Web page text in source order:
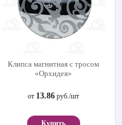
Клипса магнитная с тросом
«Орхидея»
от 13.86 руб./шт
Купить